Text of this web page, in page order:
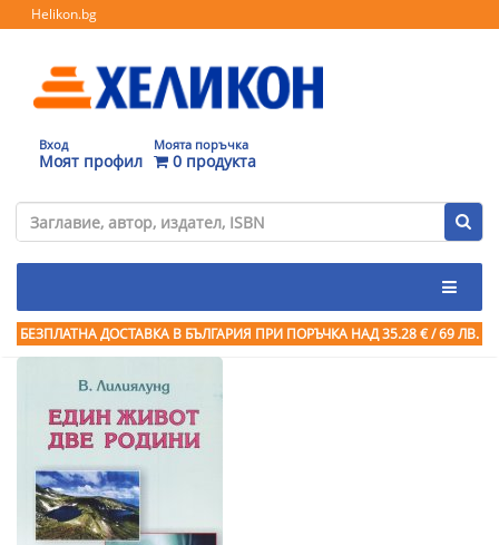
Helikon.bg
Вход
Моят профил
Моята поръчка
0 продукта
БЕЗПЛАТНА ДОСТАВКА В БЪЛГАРИЯ ПРИ ПОРЪЧКА НАД 35.28 € / 69 ЛВ.